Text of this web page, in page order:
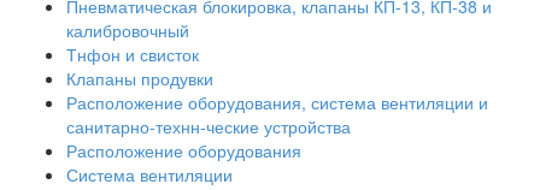
Пневматическая блокировка, клапаны КП-13, КП-38 и
калибровочный
Тнфон и свисток
Клапаны продувки
Расположение оборудования, система вентиляции и
санитарно-технн-ческие устройства
Расположение оборудования
Система вентиляции